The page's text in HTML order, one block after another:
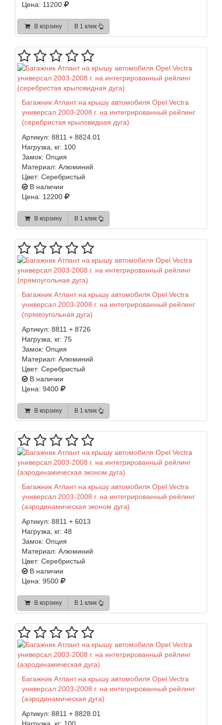
Цена: 11200
В корзину В 1 клик
Багажник Атлант на крышу автомобиля Opel Vectra
универсал 2003-2008 г. на интегрированный рейлинг
(серебристая крыловидная дуга)
Артикул: 8811 + 8824.01
Нагрузка, кг: 100
Замок: Опция
Материал: Алюминий
Цвет: Серебристый
В наличии
Цена: 12200
В корзину В 1 клик
Багажник Атлант на крышу автомобиля Opel Vectra
универсал 2003-2008 г. на интегрированный рейлинг
(прямоугольная дуга)
Артикул: 8811 + 8726
Нагрузка, кг: 75
Замок: Опция
Материал: Алюминий
Цвет: Серебристый
В наличии
Цена: 9400
В корзину В 1 клик
Багажник Атлант на крышу автомобиля Opel Vectra
универсал 2003-2008 г. на интегрированный рейлинг
(аэродинамическая эконом дуга)
Артикул: 8811 + 6013
Нагрузка, кг: 48
Замок: Опция
Материал: Алюминий
Цвет: Серебристый
В наличии
Цена: 9500
В корзину В 1 клик
Багажник Атлант на крышу автомобиля Opel Vectra
универсал 2003-2008 г. на интегрированный рейлинг
(аэродинамическая дуга)
Артикул: 8811 + 8828.01